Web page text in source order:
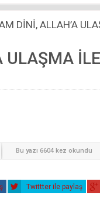
DİNİ, ALLAH’A
ULAŞMA
Bu yazı 6604 kez okundu
Twittter ile paylaş